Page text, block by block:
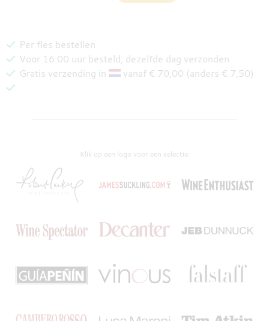
Per fles bestellen
Voor 16:00 uur besteld, dezelfde dag verzonden
Gratis verzending in
vanaf € 70,00 (anders € 7,50)
Klik op een logo voor een selectie: